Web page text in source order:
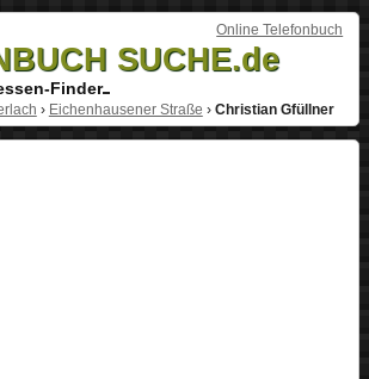
Online Telefonbuch
SUCHE.de
Finder
› Eichenhausener Straße › Christian Gfüllner